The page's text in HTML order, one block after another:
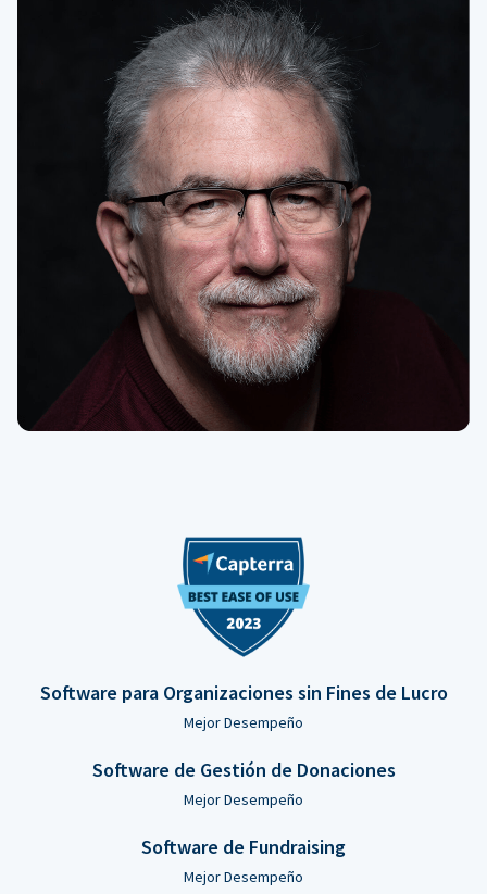
Software para Organizaciones sin Fines de Lucro
Mejor Desempeño
Software de Gestión de Donaciones
Mejor Desempeño
Software de Fundraising
Mejor Desempeño